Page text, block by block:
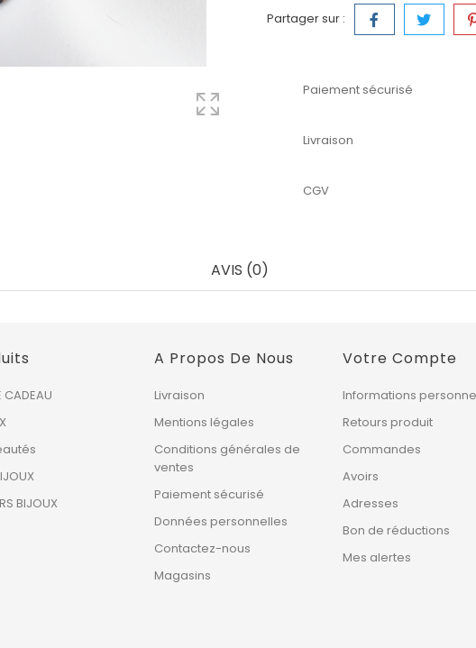
Partager sur :
Paiement sécurisé
Livraison
CGV
AVIS (0)
CADEAU
BIJOUX
A Propos De Nous
Livraison
Mentions légales
Conditions générales de
ventes
Paiement sécurisé
Données personnelles
Contactez-nous
Magasins
Votre Compte
Informations
Retours produit
Commandes
Avoirs
Adresses
Bon de réductions
Mes alertes